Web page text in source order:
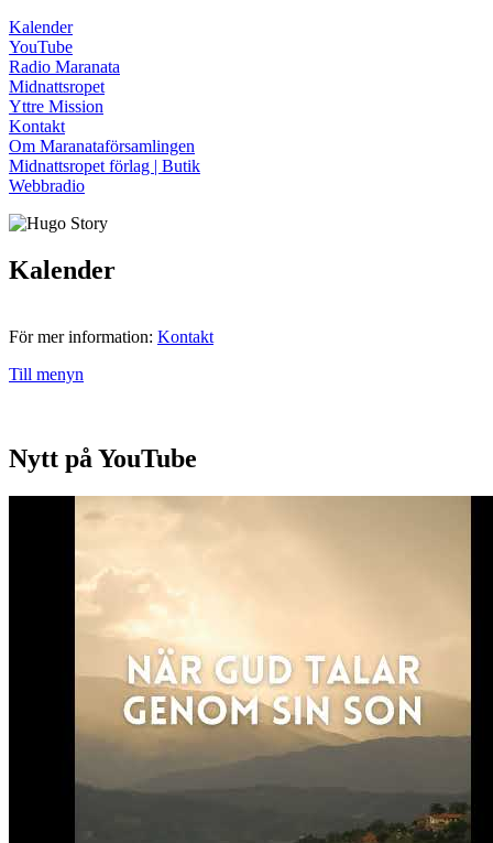
Kalender
YouTube
Radio Maranata
Midnattsropet
Yttre Mission
Kontakt
Om Maranataförsamlingen
Midnattsropet förlag | Butik
Webbradio
Kalender
För mer information: Kontakt
Till menyn
Nytt på YouTube